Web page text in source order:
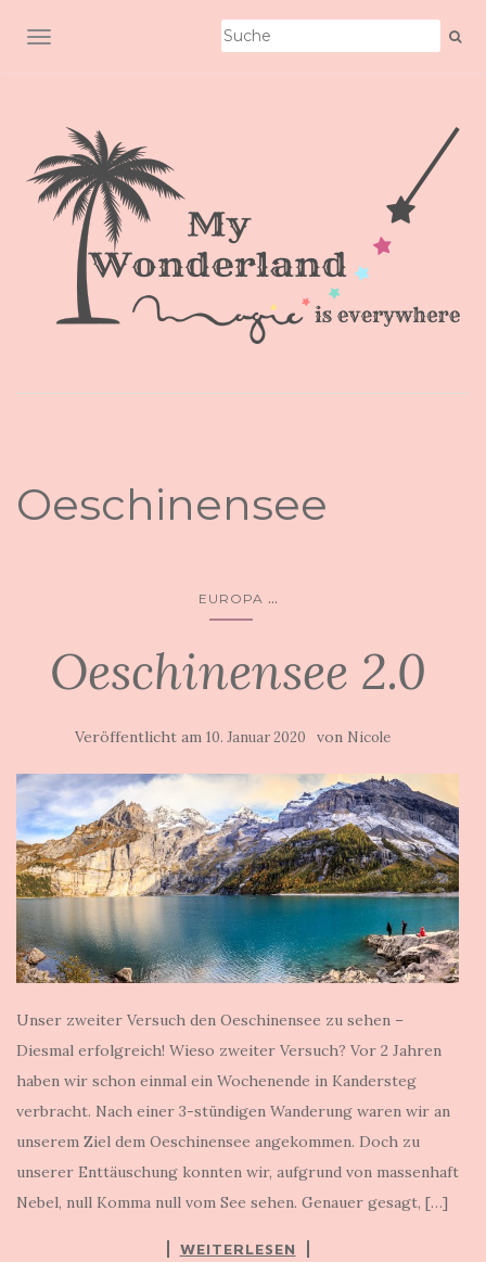
SCHALTE NAVIGATION
Oeschinensee
EUROPA ...
Oeschinensee 2.0
Veröffentlicht am 10. Januar 2020 von Nicole
Unser zweiter Versuch den Oeschinensee zu sehen –
Diesmal erfolgreich! Wieso zweiter Versuch? Vor 2 Jahren
haben wir schon einmal ein Wochenende in Kandersteg
verbracht. Nach einer 3-stündigen Wanderung waren wir an
unserem Ziel dem Oeschinensee angekommen. Doch zu
unserer Enttäuschung konnten wir, aufgrund von massenhaft
Nebel, null Komma null vom See sehen. Genauer gesagt, […]
WEITERLESEN